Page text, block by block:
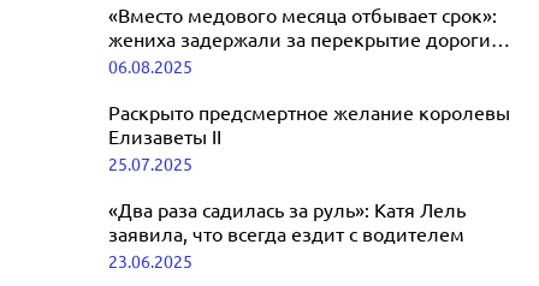
В Москве водитель фуры умер в пробке
«Вместо медового месяца отбывает срок»:
жениха задержали за перекрытие дороги
ради предложения
06.08.2025
Раскрыто предсмертное желание королевы
Елизаветы II
25.07.2025
«Два раза садилась за руль»: Катя Лель
заявила, что всегда ездит с водителем
23.06.2025